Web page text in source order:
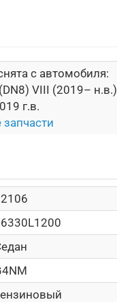
с автомобиля:
VIII (2019– н.в.)
г.в.